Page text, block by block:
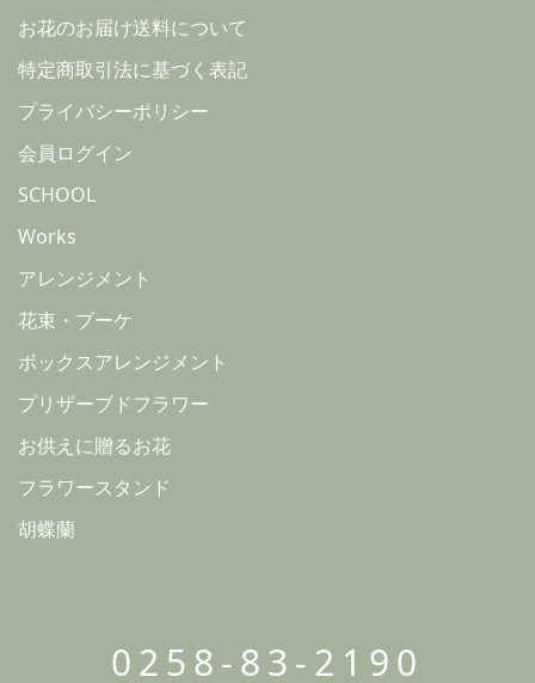
お花のお届け送料について
特定商取引法に基づく表記
プライバシーポリシー
会員ログイン
SCHOOL
Works
アレンジメント
花束・ブーケ
ボックスアレンジメント
プリザーブドフラワー
お供えに贈るお花
フラワースタンド
胡蝶蘭
0258-83-2190